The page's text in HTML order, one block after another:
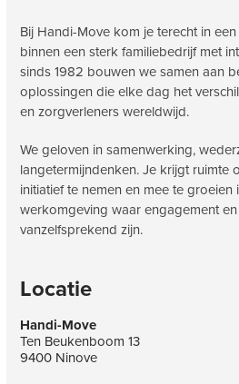
Bij Handi-Move kom je terecht in
binnen een sterk familiebedrijf met
sinds 1982 bouwen we samen aan
oplossingen die elke dag het
en zorgverleners wereldwijd.
We geloven in samenwerking,
langetermijndenken. Je krijgt ruimte
initiatief te nemen en mee te groeien
werkomgeving waar engagement
vanzelfsprekend zijn.
Locatie
Handi-Move
Ten Beukenboom 13
9400 Ninove